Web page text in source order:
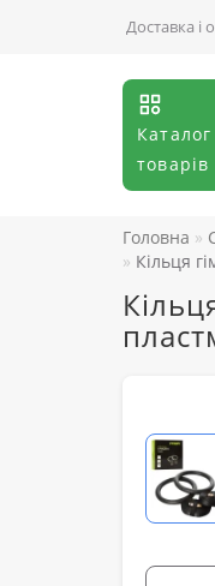
Доставка і
Каталог
товарів
Головна
Кільця